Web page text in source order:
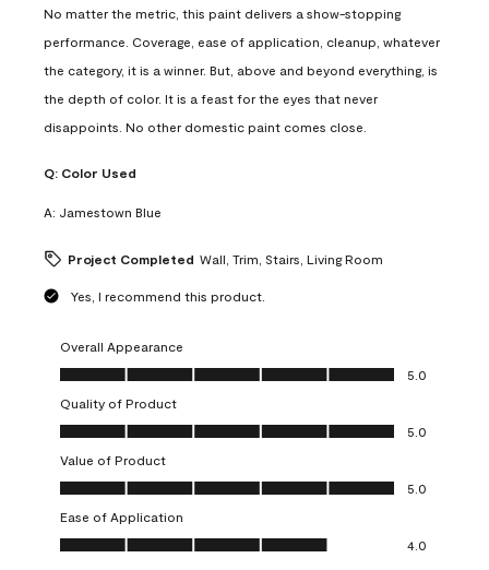
No matter the metric, this paint delivers a show-stopping
performance. Coverage, ease of application, cleanup, whatever
the category, it is a winner. But, above and beyond everything, is
the depth of color. It is a feast for the eyes that never
disappoints. No other domestic paint comes close.
Q: Color Used
A: Jamestown Blue
Project Completed Wall, Trim, Stairs, Living Room
Yes, I recommend this product.
Overall Appearance
Overall Appearance, 5.0 out of 5
5.0
Quality of Product
Quality of Product, 5.0 out of 5
5.0
Value of Product
Value of Product, 5.0 out of 5
5.0
Ease of Application
Ease of Application, 4.0 out of 5
4.0